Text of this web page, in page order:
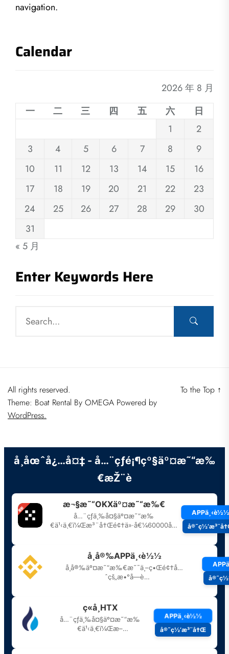
navigation.
Calendar
2026 年 8 月
一
二 三 四 五 六
日
1
2
3
4 5 6 7 8
9
10
11 12 13 14 15
16
17
18 19 20 21 22
23
24
25 26 27 28 29
30
31
« 5 月
Enter Keywords Here
All rights reserved.
Theme: Boat Rental By OMEGA Powered by
WordPress.
To the Top ↑